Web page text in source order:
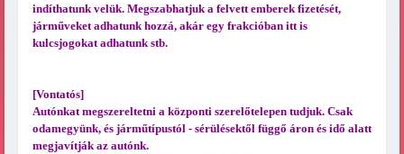
indíthatunk velük. Megszabhatjuk a felvett emberek fizetését,
járműveket adhatunk hozzá, akár egy frakcióban itt is
kulcsjogokat adhatunk stb.
[Vontatós]
Autónkat megszereltetni a központi szerelőtelepen tudjuk. Csak
odamegyünk, és járműtípustól - sérülésektől függő áron és idő alatt
megjavítják az autónk.